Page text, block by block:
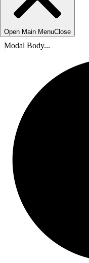
Open Main MenuClose
Modal Body...